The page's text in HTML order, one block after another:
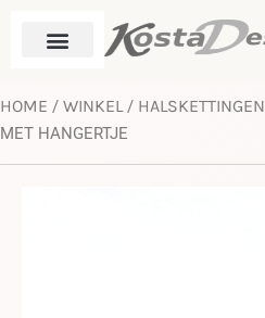
HOME / WINKEL/ HALSKETTINGEN
MET HANGERTJE